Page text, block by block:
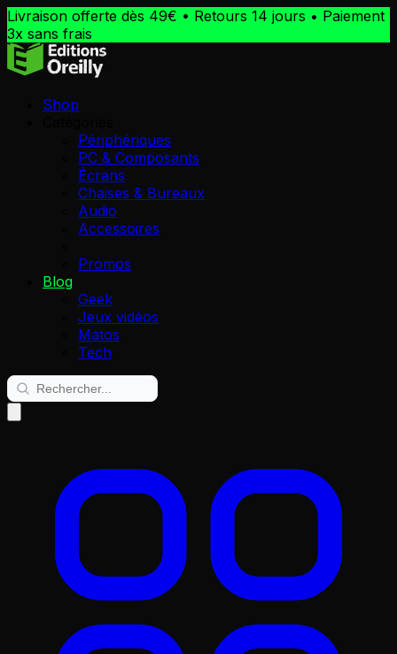
Livraison offerte dès 49€ • Retours 14 jours • Paiement
3x sans frais
Shop
Périphériques
PC & Composants
Écrans
Chaises & Bureaux
Audio
Accessoires
Promos
Blog
Geek
Jeux vidéos
Matos
Tech